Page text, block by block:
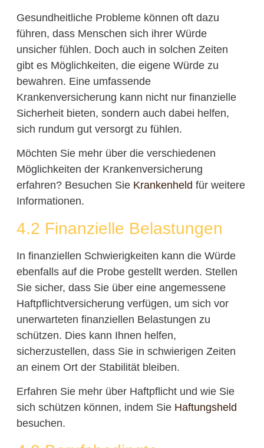
Gesundheitliche Probleme können oft dazu
führen, dass Menschen sich ihrer Würde
unsicher fühlen. Doch auch in solchen Zeiten
gibt es Möglichkeiten, die eigene Würde zu
bewahren. Eine umfassende
Krankenversicherung kann nicht nur finanzielle
Sicherheit bieten, sondern auch dabei helfen,
sich rundum gut versorgt zu fühlen.
Möchten Sie mehr über die verschiedenen
Möglichkeiten der Krankenversicherung
erfahren? Besuchen Sie Krankenheld für weitere
Informationen.
4.2 Finanzielle Belastungen
In finanziellen Schwierigkeiten kann die Würde
ebenfalls auf die Probe gestellt werden. Stellen
Sie sicher, dass Sie über eine angemessene
Haftpflichtversicherung verfügen, um sich vor
unerwarteten finanziellen Belastungen zu
schützen. Dies kann Ihnen helfen,
sicherzustellen, dass Sie in schwierigen Zeiten
an einem Ort der Stabilität bleiben.
Erfahren Sie mehr über Haftpflicht und wie Sie
sich schützen können, indem Sie Haftungsheld
besuchen.